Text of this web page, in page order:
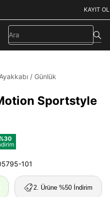
KAYIT OL
Ayakkabı / Günlük
Sportstyle
%30
101
2. Ürüne %50 İndirim